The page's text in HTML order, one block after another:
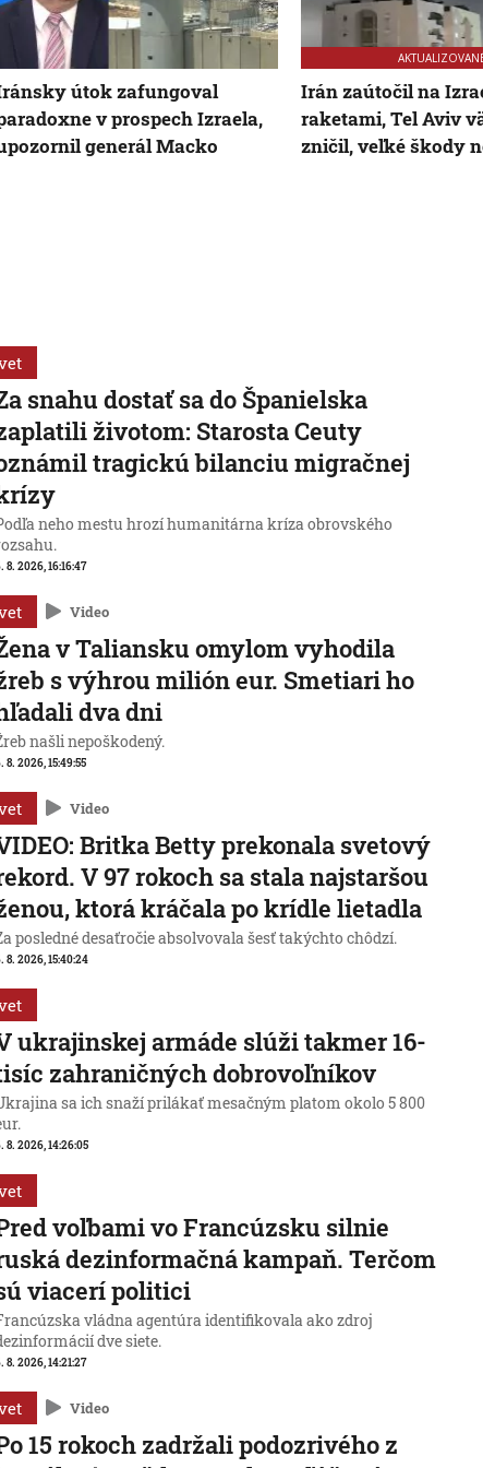
útok zafungoval
v prospech Izraela,
generál Macko
Irán zaútočil na
raketami, Tel Aviv
zničil, veľké škody
snahu dostať sa do Španielska
životom: Starosta Ceuty
tragickú bilanciu migračnej
neho mestu hrozí humanitárna kríza obrovského
8. 2026, 16:16:47
Video
v Taliansku omylom vyhodila
s výhrou milión eur. Smetiari ho
dva dni
našli nepoškodený.
8. 2026, 15:49:55
Video
Britka Betty prekonala svetový
V 97 rokoch sa stala najstaršou
ktorá kráčala po krídle lietadla
posledné desaťročie absolvovala šesť takýchto chôdzí.
8. 2026, 15:40:24
ukrajinskej armáde slúži takmer 16-
zahraničných dobrovoľníkov
sa ich snaží prilákať mesačným platom okolo 5 800
8. 2026, 14:26:05
voľbami vo Francúzsku silnie
dezinformačná kampaň. Terčom
viacerí politici
vládna agentúra identifikovala ako zdroj
dve siete.
8. 2026, 14:21:27
Video
15 rokoch zadržali podozrivého z